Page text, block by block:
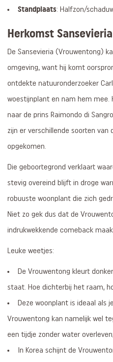
Standplaats: Halfzon/
Herkomst Sansevieria
De Sansevieria (Vrouwentong)
omgeving, want hij komt
ontdekte natuuronderzoeker
woestijnplant en nam hem mee.
naar de prins Raimondo di
zijn er verschillende soorten van
opgekomen.
Die geboortegrond verklaart
stevig overeind blijft in droge
robuuste woonplant die zich
Niet zo gek dus dat de
indrukwekkende comeback
Leuke weetjes:
De Vrouwentong kleurt
staat. Hoe dichterbij het raam,
Deze woonplant is ideaal als
Vrouwentong kan namelijk wel
een tijdje zonder water overleven;
In Korea schijnt de